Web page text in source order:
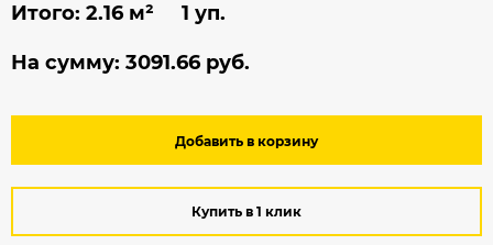
Итого: 2.16 м² 1 уп.
На сумму: 3091.66 руб.
Добавить в корзину
Купить в 1 клик